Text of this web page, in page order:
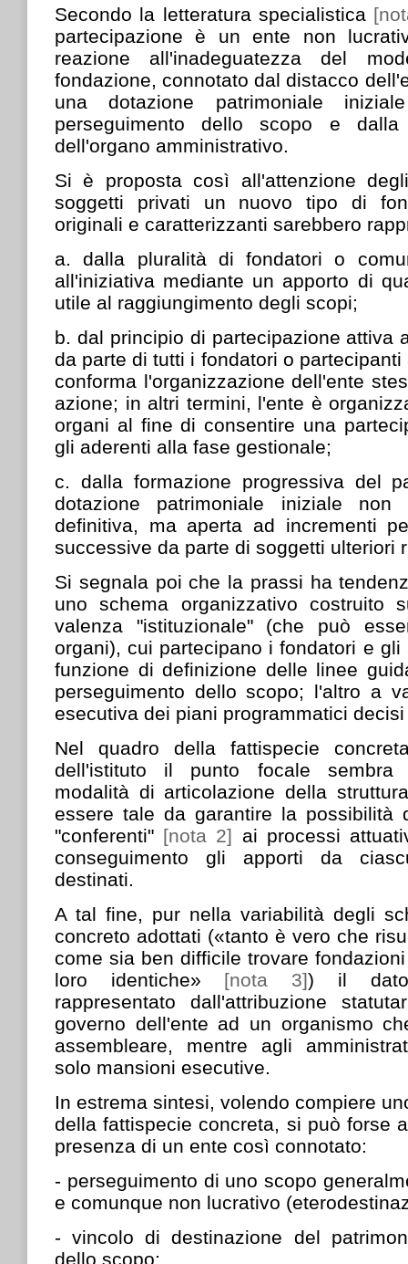
Secondo la letteratura specialistica
partecipazione è un ente non
reazione all'inadeguatezza del
fondazione, connotato dal distacco
una dotazione patrimoniale
perseguimento dello scopo e dalla
dell'organo amministrativo.
Si è proposta così all'attenzione
soggetti privati un nuovo tipo di
originali e caratterizzanti sarebbero
a.dalla pluralità di fondatori o
all'iniziativa mediante un apporto di
utile al raggiungimento degli scopi;
b. dal principio di partecipazione attiva
da parte di tutti i fondatori o
conforma l'organizzazione dell'ente
azione; in altri termini, l'ente è
organi al fine di consentire una
gli aderenti alla fase gestionale;
c. dalla formazione progressiva del
dotazione patrimoniale iniziale
definitiva, ma aperta ad incrementi
successive da parte di soggetti ulteriori
Si segnala poi che la prassi ha
uno schema organizzativo costruito
valenza "istituzionale" (che può
organi), cui partecipano i fondatori e
funzione di definizione delle linee
perseguimento dello scopo; l'altro a
esecutiva dei piani programmatici
Nel quadro della fattispecie
dell'istituto il punto focale sembra
modalità di articolazione della
essere tale da garantire la possibilità
"conferenti" [nota 2] ai processi
conseguimento gli apporti da
destinati.
A tal fine, pur nella variabilità degli
concreto adottati («tanto è vero che
come sia ben difficile trovare
loro identiche» [nota 3]) il dato
rappresentato dall'attribuzione
governo dell'ente ad un organismo
assembleare, mentre agli
solo mansioni esecutive.
In estrema sintesi, volendo compiere
della fattispecie concreta, si può forse
presenza di un ente così connotato:
- perseguimento di uno scopo
e comunque non lucrativo
-vincolo di destinazione del
dello scopo;